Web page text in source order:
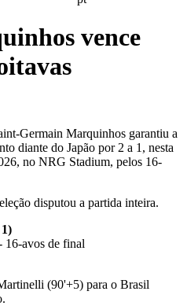
vence
Germain Marquinhos garantiu a
diante do Japão por 2 a 1, nesta
no NRG Stadium, pelos 16-
disputou a partida inteira.
16-avos de final
(90'+5) para o Brasil